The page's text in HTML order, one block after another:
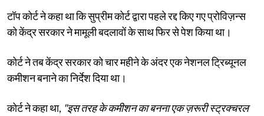
टॉप कोर्ट ने कहा था कि सुप्रीम कोर्ट द्वारा पहले रद्द किए गए प्रोविज़न्स
को केंद्र सरकार ने मामूली बदलावों के साथ फिर से पेश किया था।
कोर्ट ने तब केंद्र सरकार को चार महीने के अंदर एक नेशनल ट्रिब्यूनल
कमीशन बनाने का निर्देश दिया था।
कोर्ट ने कहा था, "इस तरह के कमीशन का बनना एक ज़रूरी स्ट्रक्चरल